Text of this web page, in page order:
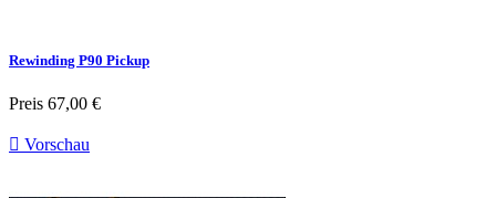
Rewinding P90 Pickup
Preis 67,00 €
 Vorschau